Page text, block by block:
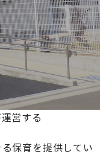
営する
保育を提供してい